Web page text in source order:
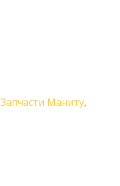
Запчасти Маниту,